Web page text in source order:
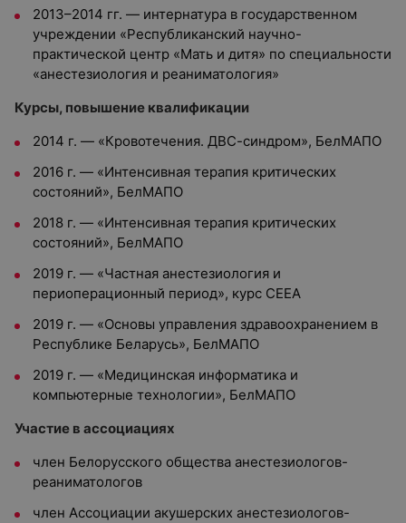
2013–2014 гг. — интернатура в государственном
учреждении «Республиканский научно-
практической центр «Мать и дитя» по специальности
«анестезиология и реаниматология»
Курсы, повышение квалификации
2014 г. — «Кровотечения. ДВС-синдром», БелМАПО
2016 г. — «Интенсивная терапия критических
состояний», БелМАПО
2018 г. — «Интенсивная терапия критических
состояний», БелМАПО
2019 г. — «Частная анестезиология и
периоперационный период», курс CEEA
2019 г. — «Основы управления здравоохранением в
Республике Беларусь», БелМАПО
2019 г. — «Медицинская информатика и
компьютерные технологии», БелМАПО
Участие в ассоциациях
член Белорусского общества анестезиологов-
реаниматологов
член Ассоциации акушерских анестезиологов-